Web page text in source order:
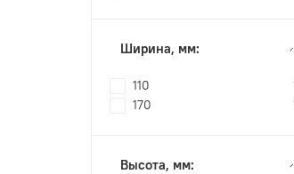
Ширина, мм:
110
170
Высота, мм: